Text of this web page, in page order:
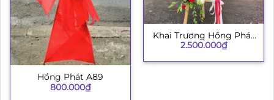
Hồng Phát A89
800.000₫
Khai Trương Hồng Phát
002
2.500.000₫